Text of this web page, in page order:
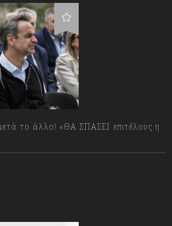
το άλλο! «ΘΑ ΣΠΑΣΕΙ επιτέλους η